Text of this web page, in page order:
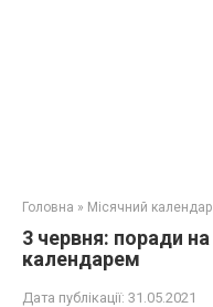
Головна » Місячний календар
3 червня: поради
календарем
Дата публікації: 31.05.2021